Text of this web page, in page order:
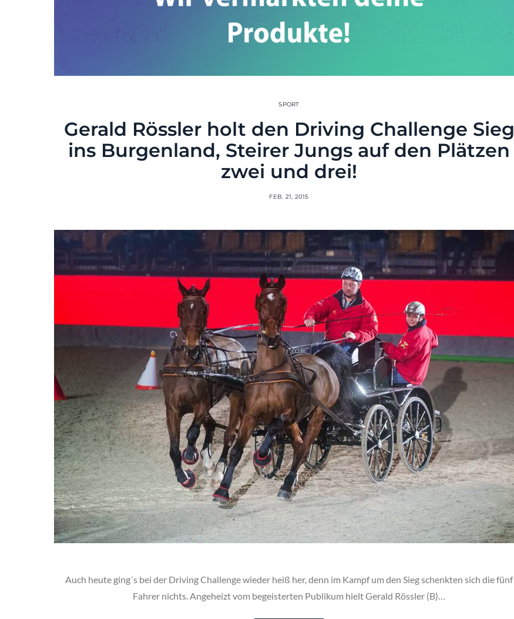
SPORT
Gerald Rössler holt den Driving Challenge Sieg
ins Burgenland, Steirer Jungs auf den Plätzen
zwei und drei!
FEB. 21, 2015
Auch heute ging´s bei der Driving Challenge wieder heiß her, denn im Kampf um den Sieg schenkten sich die fünf
Fahrer nichts. Angeheizt vom begeisterten Publikum hielt Gerald Rössler (B)…